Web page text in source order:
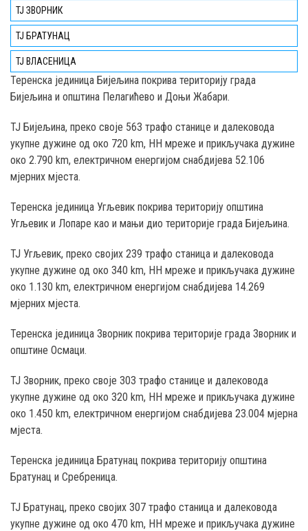
ТЈ ЗВОРНИК
ТЈ БРАТУНАЦ
ТЈ ВЛАСЕНИЦА
Teренска јединица Бијељина покрива територију града
Бијељина и општина Пелагићево и Доњи Жабари.
ТЈ Бијељина, преко својe 563 трафо станице и далековода
укупне дужине од око 720 km, НН мреже и прикључака дужине
око 2.790 km, електричном енергијом снабдијева 52.106
мјерних мјеста.
Теренска јединица Угљевик покрива територију општина
Угљевик и Лопаре као и мањи дио територије градa Бијељина.
ТЈ Угљевик, преко својих 239 трафо станица и далековода
укупне дужине од око 340 km, НН мреже и прикључака дужине
око 1.130 km, електричном енергијом снабдијева 14.269
мјерних мјеста.
Теренска јединица Зворник покрива територије града Зворник и
општине Осмаци.
ТЈ Зворник, преко своје 303 трафо станице и далековода
укупне дужине од око 320 km, НН мреже и прикључака дужине
око 1.450 km, електричном енергијом снабдијева 23.004 мјерна
мјеста.
Теренска јединица Братунац покрива територију општина
Братунац и Сребреница.
ТЈ Братунац, преко својих 307 трафо станица и далековода
укупне дужине од око 470 km, НН мреже и прикључака дужине